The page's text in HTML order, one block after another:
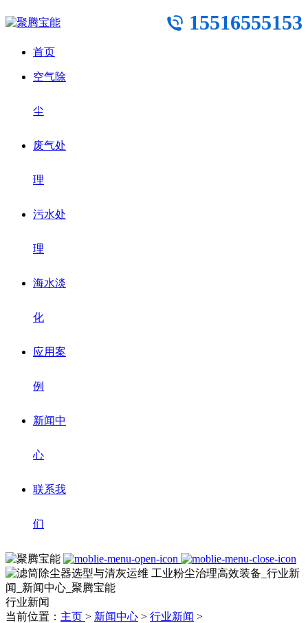
15516555153
首页
空气除
尘
废气处
理
污水处
理
海水淡
化
应用案
例
新闻中
心
联系我
们
行业新闻
当前位置： 主页 > 新闻中心 > 行业新闻 >